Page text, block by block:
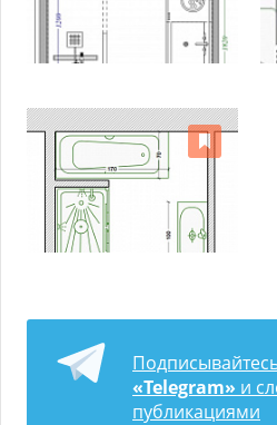
«Telegram» и
публикациями